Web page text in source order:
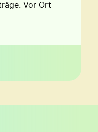
Vor Ort